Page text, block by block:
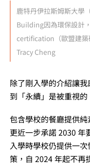
鹿特丹伊拉斯姆斯大學
Building因為環保設計
certification（歐盟建
Tracy Cheng
除了剛入學的介紹讓
到「永續」是被重視的
包含學校的餐廳提供
更近一步承諾 2030 年
入學時學校仍提供一
策，自 2024 年起不再